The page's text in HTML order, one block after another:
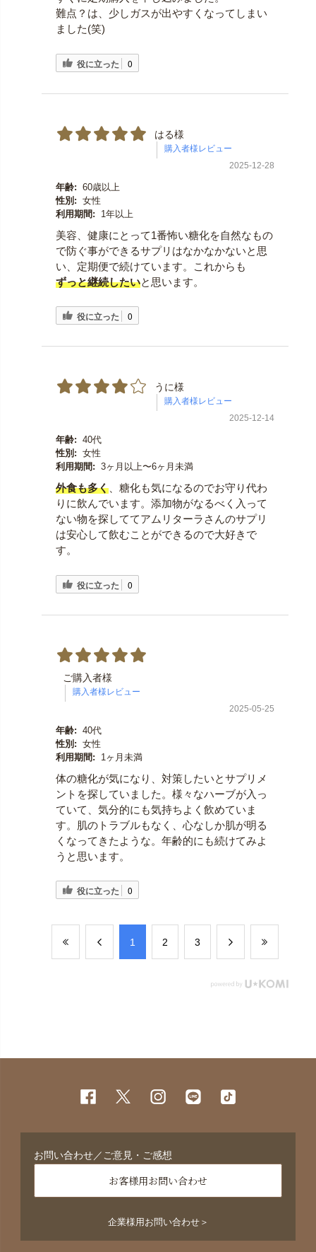
難点？は、少しガスが出やすくなってしまい
ました(笑)
役に立った 0
はる様
2025-12-28
年齢: 60歳以上
性別: 女性
利用期間:
1年以上
美容、健康にとって1番怖い糖化を自然なもの
で防ぐ事ができるサプリはなかなかないと思
い、定期便で続けています。これからも
ずっと継続したいと思います。
役に立った 0
うに様
2025-12-14
年齢: 40代
性別: 女性
利用期間: 3ヶ月以上〜6ヶ月未満
外食も多く、糖化も気になるのでお守り代わ
りに飲んでいます。添加物がなるべく入って
ない物を探しててアムリターラさんのサプリ
は安心して飲むことができるので大好きで
す。
役に立った 0
ご購入者様
2025-05-25
年齢: 40代
性別: 女性
利用期間:
1ヶ月未満
体の糖化が気になり、対策したいとサプリメ
ントを探していました。様々なハーブが入っ
ていて、気分的にも気持ちよく飲めていま
す。肌のトラブルもなく、心なしか肌が明る
くなってきたような。年齢的にも続けてみよ
うと思います。
役に立った 0
​1 ​2 ​3
お問い合わせ／ご意見・ご感想
お客様用お問い合わせ
企業様用お問い合わせ＞